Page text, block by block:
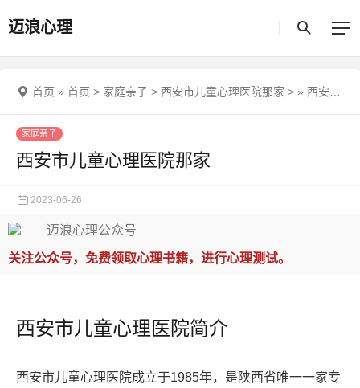
迈浪心理
首页 » 首页 > 家庭亲子 > 西安市儿童心理医院那家 > » 西安市儿童心理医院那家
家庭亲子
西安市儿童心理医院那家
2023-06-26
关注公众号，免费领取心理书籍，进行心理测试。
西安市儿童心理医院简介
西安市儿童心理医院成立于1985年，是陕西省唯一一家专